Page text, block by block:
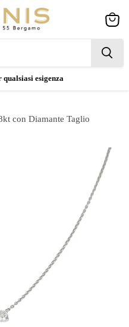
esigenza
cart
con Diamante Taglio